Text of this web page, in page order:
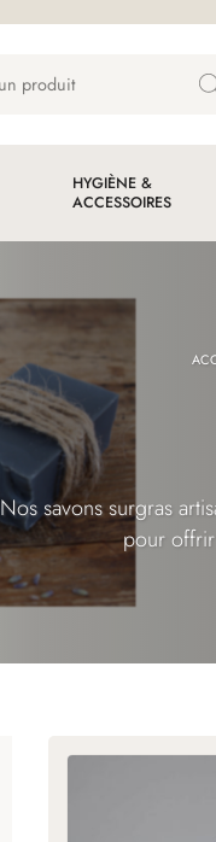
HYGIÈNE &
ACCESSOIRES
Nos savons surgras
pour